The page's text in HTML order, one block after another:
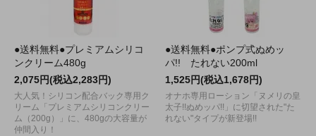
●送料無料●プレミアムシリコ
ンクリーム480g
2,075円(税込2,283円)
大人気！シリコン配合バック専用ク
リーム「プレミアムシリコンクリー
ム（200g）」に、480gの大容量が
仲間入り！
●送料無料●ポンプ式ぬめッ
パ!! たれない200ml
1,525円(税込1,678円)
オナホ専用ローション「ヌメリの皇
太子!!ぬめッパ!!」に切望された"た
れない"タイプが新登場!!